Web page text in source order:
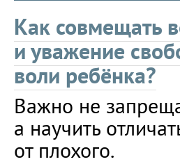
Как совмещать
и уважение
воли ребёнка?
Важно не
а научить
от плохого.